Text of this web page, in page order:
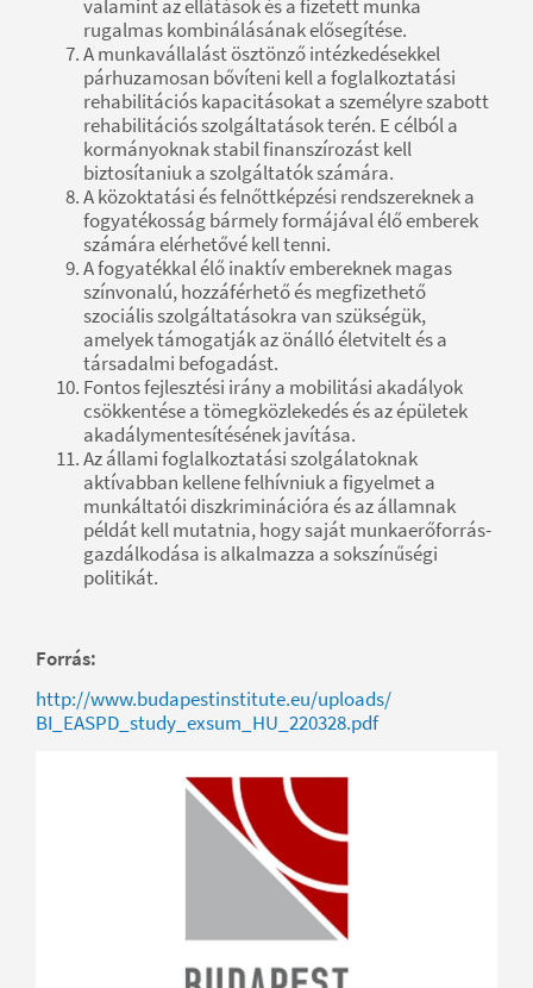
valamint az ellátások és a fizetett munka
rugalmas kombinálásának elősegítése.
A munkavállalást ösztönző intézkedésekkel
párhuzamosan bővíteni kell a foglalkoztatási
rehabilitációs kapacitásokat a személyre szabott
rehabilitációs szolgáltatások terén. E célból a
kormányoknak stabil finanszírozást kell
biztosítaniuk a szolgáltatók számára.
A közoktatási és felnőttképzési rendszereknek a
fogyatékosság bármely formájával élő emberek
számára elérhetővé kell tenni.
A fogyatékkal élő inaktív embereknek magas
színvonalú, hozzáférhető és megfizethető
szociális szolgáltatásokra van szükségük,
amelyek támogatják az önálló életvitelt és a
társadalmi befogadást.
Fontos fejlesztési irány a mobilitási akadályok
csökkentése a tömegközlekedés és az épületek
akadálymentesítésének javítása.
Az állami foglalkoztatási szolgálatoknak
aktívabban kellene felhívniuk a figyelmet a
munkáltatói diszkriminációra és az államnak
példát kell mutatnia, hogy saját munkaerőforrás-
gazdálkodása is alkalmazza a sokszínűségi
politikát.
Forrás:
http://www.budapestinstitute.eu/uploads/
BI_EASPD_study_exsum_HU_220328.pdf